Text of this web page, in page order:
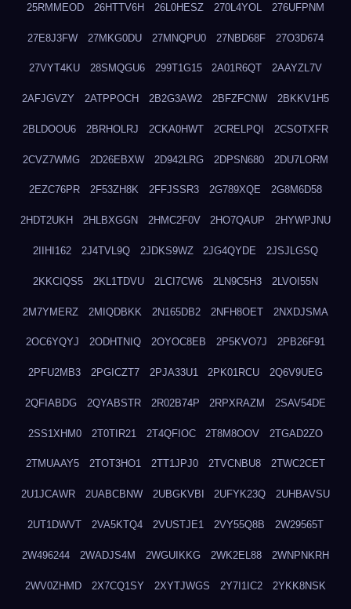
25RMMEOD 26HTTV6H 26L0HESZ 270L4YOL 276UFPNM
27E8J3FW 27MKG0DU 27MNQPU0 27NBD68F 27O3D674
27VYT4KU 28SMQGU6 299T1G15 2A01R6QT 2AAYZL7V
2AFJGVZY 2ATPPOCH 2B2G3AW2 2BFZFCNW 2BKKV1H5
2BLDOOU6 2BRHOLRJ 2CKA0HWT 2CRELPQI 2CSOTXFR
2CVZ7WMG 2D26EBXW 2D942LRG 2DPSN680 2DU7LORM
2EZC76PR 2F53ZH8K 2FFJSSR3 2G789XQE 2G8M6D58
2HDT2UKH 2HLBXGGN 2HMC2F0V 2HO7QAUP 2HYWPJNU
2IIHI162 2J4TVL9Q 2JDKS9WZ 2JG4QYDE 2JSJLGSQ
2KKCIQS5 2KL1TDVU 2LCI7CW6 2LN9C5H3 2LVOI55N
2M7YMERZ 2MIQDBKK 2N165DB2 2NFH8OET 2NXDJSMA
2OC6YQYJ 2ODHTNIQ 2OYOC8EB 2P5KVO7J 2PB26F91
2PFU2MB3 2PGICZT7 2PJA33U1 2PK01RCU 2Q6V9UEG
2QFIABDG 2QYABSTR 2R02B74P 2RPXRAZM 2SAV54DE
2SS1XHM0 2T0TIR21 2T4QFIOC 2T8M8OOV 2TGAD2ZO
2TMUAAY5 2TOT3HO1 2TT1JPJ0 2TVCNBU8 2TWC2CET
2U1JCAWR 2UABCBNW 2UBGKVBI 2UFYK23Q 2UHBAVSU
2UT1DWVT 2VA5KTQ4 2VUSTJE1 2VY55Q8B 2W29565T
2W496244 2WADJS4M 2WGUIKKG 2WK2EL88 2WNPNKRH
2WV0ZHMD 2X7CQ1SY 2XYTJWGS 2Y7I1IC2 2YKK8NSK